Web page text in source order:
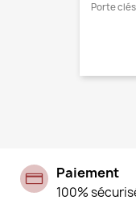
Porte
Paiement
100%